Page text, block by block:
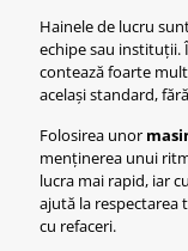
Hainele de lucru
echipe sau instituții.
contează foarte
același standard,
Folosirea unor
menținerea unui
lucra mai rapid, iar
ajută la respectarea
cu refaceri.